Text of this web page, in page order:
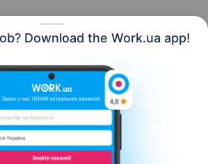
Download the Work.ua app!